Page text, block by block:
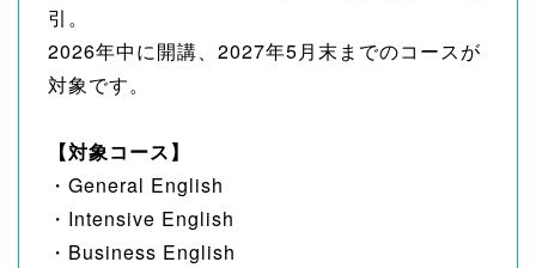
引。
2026年中に開講、2027年5月末までのコースが
対象です。
【対象コース】
・General English
・Intensive English
・Business English